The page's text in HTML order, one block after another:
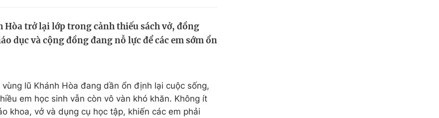
Học trực tuyến
Sản phẩm
Hòa trở lại lớp trong cảnh thiếu sách vở, đồng
dục và cộng đồng đang nỗ lực để các em sớm ổn
lũ Khánh Hòa đang dần ổn định lại cuộc sống,
em học sinh vẫn còn vô vàn khó khăn. Không ít
khoa, vở và dụng cụ học tập, khiến các em phải